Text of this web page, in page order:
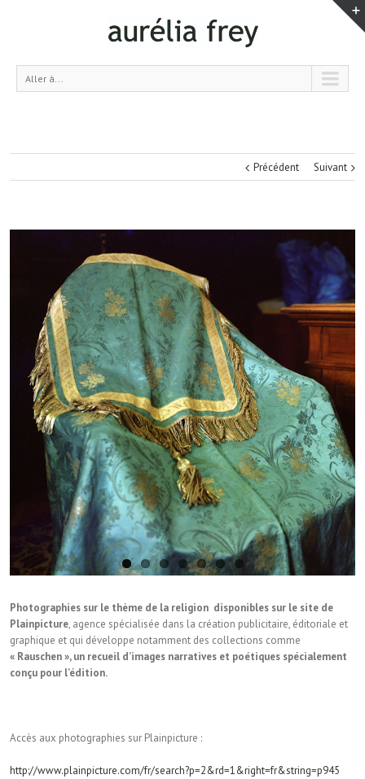
Aller à...
Précédent Suivant
Photographies sur le thème de la religion disponibles sur le site de
Plainpicture, agence spécialisée dans la création publicitaire, éditoriale et
graphique et qui développe notamment des collections comme
« Rauschen », un recueil d’images narratives et poétiques spécialement
conçu pour l’édition.
Accès aux photographies sur Plainpicture :
http://www.plainpicture.com/fr/search?p=2&rd=1&right=fr&string=p945